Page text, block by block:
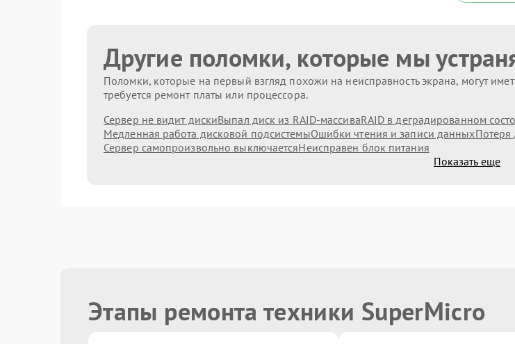
Другие поломки, которые мы
Поломки, которые на первый взгляд похожи на неисправность экрана, могут
требуется ремонт платы или процессора.
Сервер не видит дискиВыпал диск из RAID-массиваRAID в деградированном
Медленная работа дисковой подсистемыОшибки чтения и записи данных
Сервер самопроизвольно выключаетсяНеисправен блок питания
Показать еще
Этапы ремонта техники SuperMicro